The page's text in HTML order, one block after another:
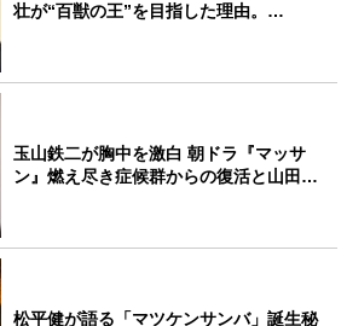
壮が“百獣の王”を目指した理由。…
玉山鉄二が胸中を激白 朝ドラ『マッサ
ン』燃え尽き症候群からの復活と山田…
松平健が語る「マツケンサンバ」誕生秘